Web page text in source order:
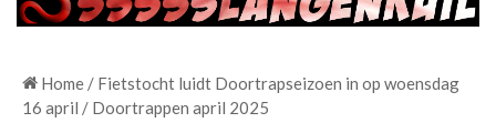
Home / Fietstocht luidt Doortrapseizoen in op woensdag
16 april / Doortrappen april 2025